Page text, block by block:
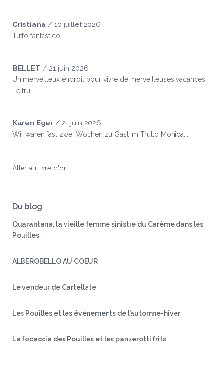
Cristiana / 10 juillet 2026
Tutto fantastico.
BELLET / 21 juin 2026
Un merveilleux endroit pour vivre de merveilleuses vacances.
Le trulli...
Karen Eger / 21 juin 2026
Wir waren fast zwei Wochen zu Gast im Trullo Monica...
Aller au livre d'or
Du blog
Quarantana, la vieille femme sinistre du Carême dans les
Pouilles
ALBEROBELLO AU COEUR
Le vendeur de Cartellate
Les Pouilles et les événements de l’automne-hiver
La focaccia des Pouilles et les panzerotti frits